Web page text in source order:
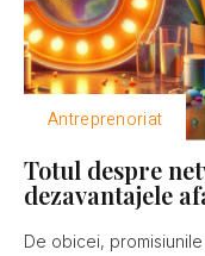
Antreprenoriat
Totul despre
dezavantajele
De obicei,